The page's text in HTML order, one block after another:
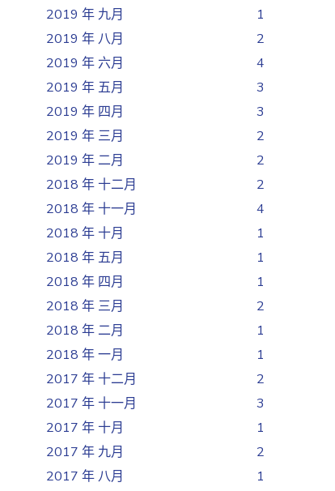
2019 年 九月
1
2019 年 八月
2
2019 年 六月
4
2019 年 五月
3
2019 年 四月
3
2019 年 三月
2
2019 年 二月
2
2018 年 十二月
2
2018 年 十一月
4
2018 年 十月
1
2018 年 五月
1
2018 年 四月
1
2018 年 三月
2
2018 年 二月
1
2018 年 一月
1
2017 年 十二月
2
2017 年 十一月
3
2017 年 十月
1
2017 年 九月
2
2017 年 八月
1